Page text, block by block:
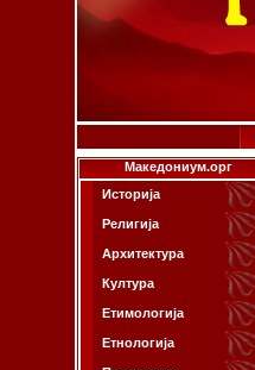
Македониум.орг
Историја
Религија
Архитектура
Култура
Етимологија
Етнологија